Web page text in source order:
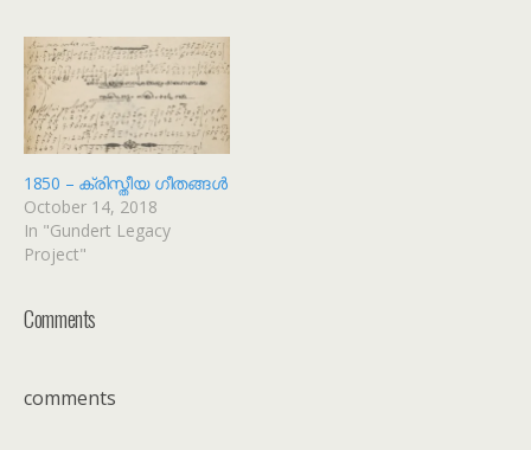
1850 – ക്രിസ്തീയ ഗീതങ്ങൾ
October 14, 2018
In "Gundert Legacy
Project"
Comments
comments